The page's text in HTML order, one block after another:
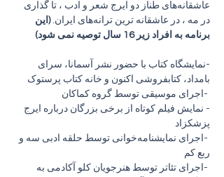
عاشقانه‌های طناز دو ایرج شعر و ادب ، تا گذاری
در مه ، در عاشقانه ترین ترانه‌های ایران.
(این
برنامه به افراد زیر 16 سال توصیه نمی شود)
-نمایشگاه کتاب با حضور نشر آسمانا، سرای
بامداد، کتابفروشی اکنون و خانه کتاب پرستوک
-اجرای موسیقی توسط گروه کماکان
- نمایش فیلم کوتاه از برخی بزرگان درباره ایرج
پزشکزاد
-اجرای نمایشنامه‌خوانی توسط حلقه ادبی سه و
ربع کم
-اجرای تئاتر توسط هنرجویان کلو آکادمی به